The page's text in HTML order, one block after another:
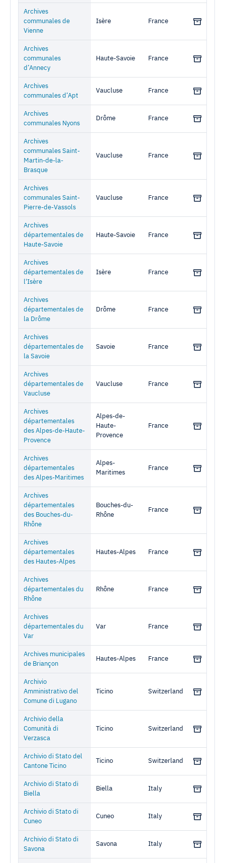
Archives
communales de
Vienne
Isère France
Archives
communales
d’Annecy
Haute-Savoie France
Archives
communales d’Apt
Vaucluse France
Archives
communales Nyons
Drôme France
Archives
communales Saint-
Martin-de-la-
Brasque
Vaucluse France
Archives
communales Saint-
Pierre-de-Vassols
Vaucluse France
Archives
départementales de
Haute-Savoie
Haute-Savoie France
Archives
départementales de
l'Isère
Isère France
Archives
départementales de
la Drôme
Drôme France
Archives
départementales de
la Savoie
Savoie France
Archives
départementales de
Vaucluse
Vaucluse France
Archives
départementales
des Alpes-de-Haute-
Provence
Alpes-de-
Haute-
Provence
France
Archives
départementales
des Alpes-Maritimes
Alpes-
Maritimes
France
Archives
départementales
des Bouches-du-
Rhône
Bouches-du-
Rhône
France
Archives
départementales
des Hautes-Alpes
Hautes-Alpes France
Archives
départementales du
Rhône
Rhône France
Archives
départementales du
Var
Var France
Archives municipales
de Briançon
Hautes-Alpes France
Archivio
Amministrativo del
Comune di Lugano
Ticino Switzerland
Archivio della
Comunità di
Verzasca
Ticino Switzerland
Archivio di Stato del
Cantone Ticino
Ticino Switzerland
Archivio di Stato di
Biella
Biella Italy
Archivio di Stato di
Cuneo
Cuneo Italy
Archivio di Stato di
Savona
Savona Italy